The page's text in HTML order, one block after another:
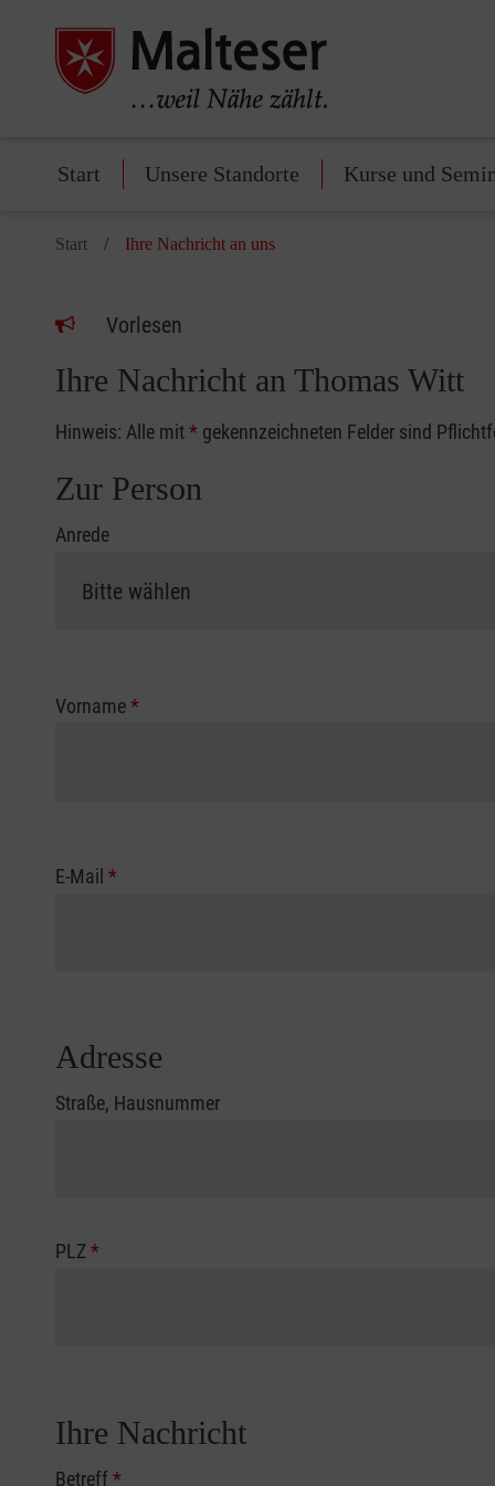
Start Unsere Standorte Kurse und
Start Ihre Nachricht an uns
Vorlesen
Ihre Nachricht an Thomas Witt
Hinweis: Alle mit* gekennzeichneten Felder sind
Zur Person
Anrede
Vorname*
E-Mail *
Adresse
Straße, Hausnummer
PLZ*
Ihre Nachricht
Betreff*